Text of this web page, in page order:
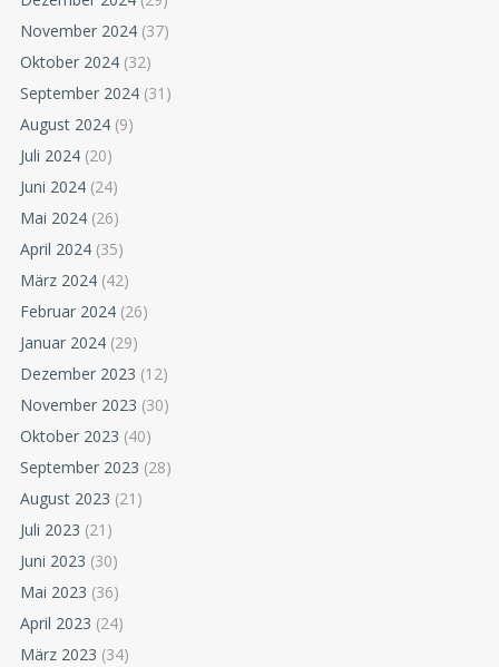
November 2024 (37)
Oktober 2024 (32)
September 2024 (31)
August 2024 (9)
Juli 2024 (20)
Juni 2024 (24)
Mai 2024 (26)
April 2024 (35)
März 2024 (42)
Februar 2024 (26)
Januar 2024 (29)
Dezember 2023 (12)
November 2023 (30)
Oktober 2023 (40)
September 2023 (28)
August 2023 (21)
Juli 2023 (21)
Juni 2023 (30)
Mai 2023 (36)
April 2023 (24)
März 2023 (34)